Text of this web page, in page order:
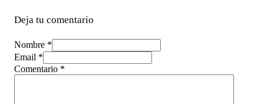
Deja tu comentario
Nombre *
Email *
Comentario *